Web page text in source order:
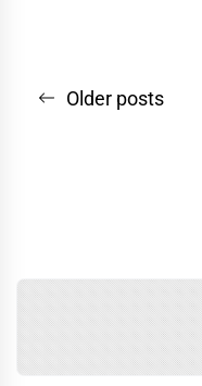
Navegação
Older posts